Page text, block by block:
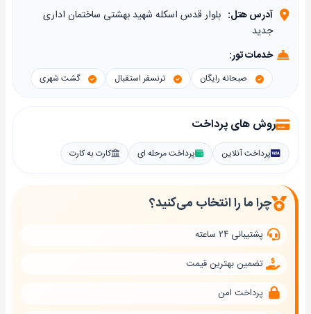
آدرس هتل: بلوار قدس اسکله شهید بهشتی ساختمان اداری
جدید
خدمات تور:
صبحانه رایگان ترنسفر استقبال گشت شهری
روش های پرداخت
پرداخت آنلاین پرداخت مرحله ای کارت به کارت
چرا ما را انتخاب می‌کنید؟
پشتیبانی ۲۴ ساعته
تضمین بهترین قیمت
پرداخت امن